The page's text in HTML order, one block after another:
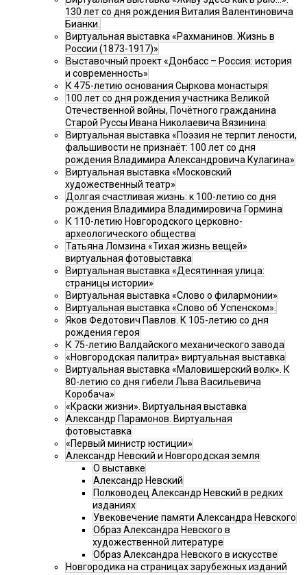
130 лет со дня рождения Виталия Валентиновича
Бианки.
Виртуальная выставка «Рахманинов. Жизнь в
России (1873-1917)»
Выставочный проект «Донбасс – Россия: история
и современность»
К 475-летию основания Сыркова монастыря
100 лет со дня рождения участника Великой
Отечественной войны, Почётного гражданина
Старой Руссы Ивана Николаевича Вязинина
Виртуальная выставка «Поэзия не терпит лености,
фальшивости не признаёт: 100 лет со дня
рождения Владимира Александровича Кулагина»
Виртуальная выставка «Московский
художественный театр»
Долгая счастливая жизнь: к 100-летию со дня
рождения Владимира Владимировича Гормина
К 110-летию Новгородского церковно-
археологического общества
Татьяна Ломзина «Тихая жизнь вещей»
виртуальная фотовыставка
Виртуальная выставка «Десятинная улица:
страницы истории»
Виртуальная выставка «Слово о филармонии»
Виртуальная выставка «Слово об Успенском».
Яков Федотович Павлов. К 105-летию со дня
рождения героя
К 75-летию Валдайского механического завода
«Новгородская палитра» виртуальная выставка
Виртуальная выставка «Маловишерский волк». К
80-летию со дня гибели Льва Васильевича
Коробача»
«Краски жизни». Виртуальная выставка
Александр Парамонов. Виртуальная
фотовыставка
«Первый министр юстиции»
Александр Невский и Новгородская земля
О выставке
Александр Невский
Полководец Александр Невский в редких
изданиях
Увековечение памяти Александра Невского
Образ Александра Невского в
художественной литературе
Образ Александра Невского в искусстве
Новгородика на страницах зарубежных изданий